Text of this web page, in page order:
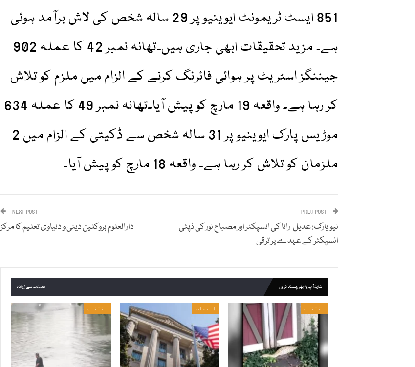
851 ایسٹ ٹریمونٹ ایوینیو پر 29 سالہ شخص کی لاش برآمد ہوئی
ہے۔ مزید تحقیقات ابھی جاری ہیں۔تھانہ نمبر 42 کا عملہ 902
جیننگز اسٹریٹ پر ہوائی فائرنگ کرنے کے الزام میں ملزم کو تلاش
کر رہا ہے۔ واقعہ 19 مارچ کو پیش آیا۔تھانہ نمبر 49 کا عملہ 634
موڑیس پارک ایوینیو پر 31 سالہ شخص سے ڈکیتی کے الزام میں 2
ملزمان کو تلاش کر رہا ہے۔ واقعہ 18 مارچ کو پیش آیا۔
نیویارک: عدیل رانا کی انسپکٹر اور مصباح نور کی ڈپٹی
انسپکٹر کے عہدے پر ترقی
NEXT POST
دارالعلوم بروکلین دینی و دنیاوی تعلیم کا مرکز
شاید آپ یہ بھی پسند کریں مصنف سے زیادہ
انتخاب انتخاب انتخاب